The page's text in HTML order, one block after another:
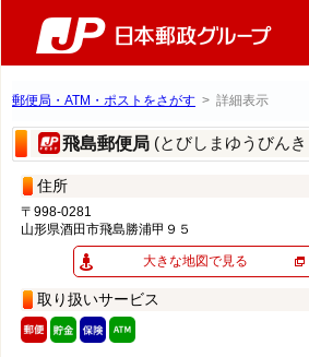
郵便局・ATM・ポストをさがす > 詳細表示
飛島郵便局 (とびしまゆうびん
住所
〒998-0281
山形県酒田市飛島勝浦甲９５
大きな地図で見る
取り扱いサービス